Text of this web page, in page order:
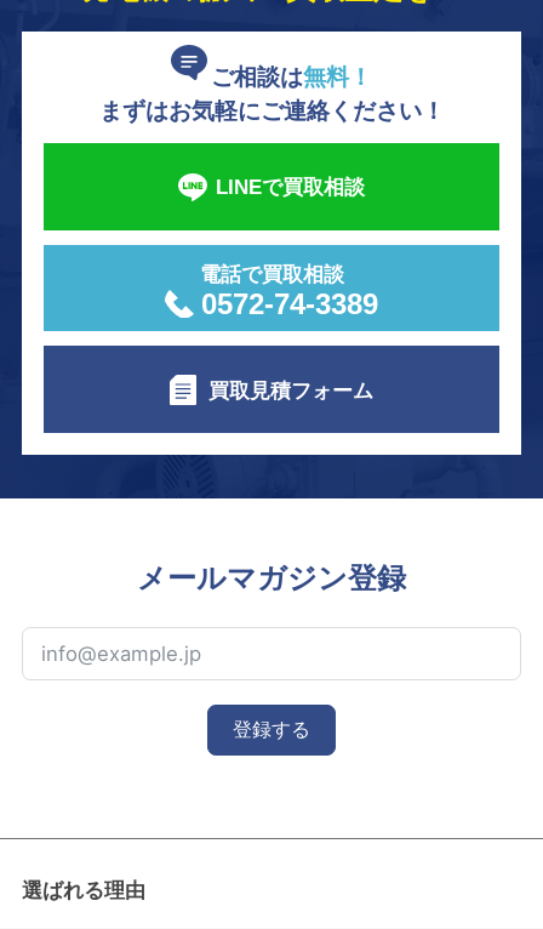
ご相談は無料！
まずはお気軽にご連絡ください！
LINEで買取相談
電話で買取相談
0572-74-3389
買取見積フォーム
メールマガジン登録
登録する
選ばれる理由